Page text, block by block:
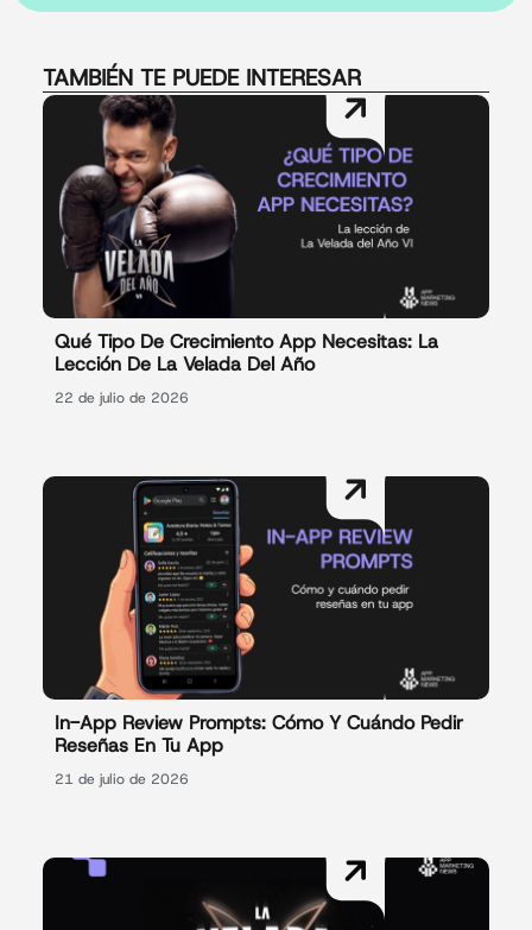
TAMBIÉN TE PUEDE INTERESAR
Qué Tipo De Crecimiento App Necesitas: La
Lección De La Velada Del Año
22 de julio de 2026
In-App Review Prompts: Cómo Y Cuándo Pedir
Reseñas En Tu App
21 de julio de 2026